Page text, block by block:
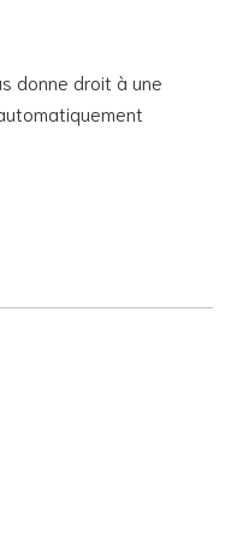
donne droit à une